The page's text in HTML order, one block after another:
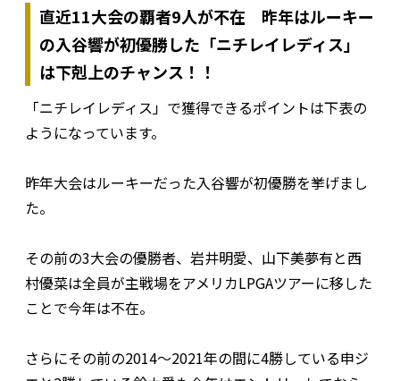
直近11大会の覇者9人が不在 昨年はルーキー
の入谷響が初優勝した「ニチレイレディス」
は下剋上のチャンス！！
「ニチレイレディス」で獲得できるポイントは下表の
ようになっています。
昨年大会はルーキーだった入谷響が初優勝を挙げまし
た。
その前の3大会の優勝者、岩井明愛、山下美夢有と西
村優菜は全員が主戦場をアメリカLPGAツアーに移した
ことで今年は不在。
さらにその前の2014～2021年の間に4勝している申ジ